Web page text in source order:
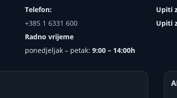
Telefon:
+385 1 6331 600
Radno vrijeme
ponedjeljak – petak:9:00 – 14:00h
Upiti
Upiti